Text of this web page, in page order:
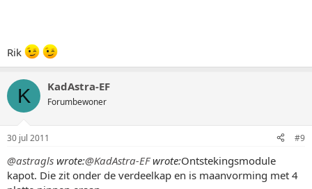
Rik
K KadAstra-EF
Forumbewoner
30 jul 2011 #9
@astragls wrote:@KadAstra-EFwrote:Ontstekingsmodule
kapot. Die zit onder de verdeelkap en is maanvorming met 4